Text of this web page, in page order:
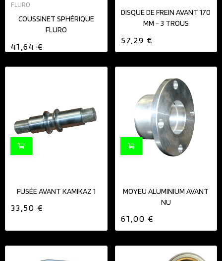
FLURO
COUSSINET SPHÉRIQUE
FLURO
41,64 €
DISQUE DE FREIN AVANT 170
MM - 3 TROUS
57,29 €
FUSÉE AVANT KAMIKAZ 1
33,50 €
MOYEU ALUMINIUM AVANT
NU
61,00 €